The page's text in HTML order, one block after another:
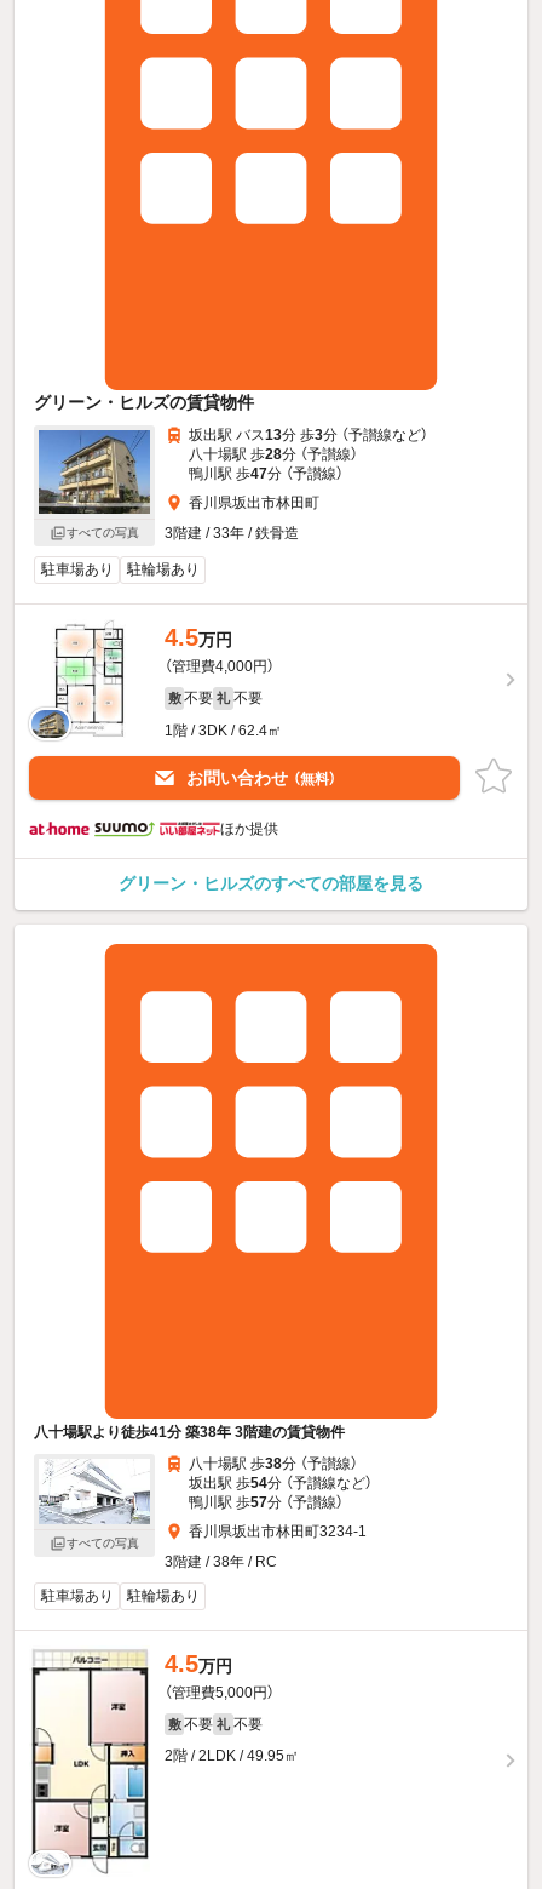
グリーン・ヒルズの賃貸物件
すべての写真
坂出駅 バス13分 歩3分 （予讃線など）
八十場駅 歩28分 （予讃線）
鴨川駅 歩47分 （予讃線）
香川県坂出市林田町
3階建 / 33年 / 鉄骨造
駐車場あり 駐輪場あり
4.5万円
（管理費4,000円）
敷 不要 礼 不要
1階 / 3DK / 62.4㎡
お問い合わせ （無料）
ほか提供
グリーン・ヒルズのすべての部屋を見る
八十場駅より徒歩41分 築38年 3階建の賃貸物件
すべての写真
八十場駅 歩38分 （予讃線）
坂出駅 歩54分 （予讃線など）
鴨川駅 歩57分 （予讃線）
香川県坂出市林田町3234-1
3階建 / 38年 / RC
駐車場あり
駐輪場あり
4.5万円
（管理費5,000円）
敷 不要 礼 不要
2階 / 2LDK / 49.95㎡